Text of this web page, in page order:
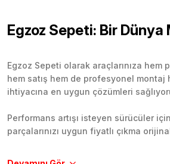
Egzoz Sepeti: Bir Dünya
Egzoz Sepeti olarak araçlarınıza
hem satış hem de profesyonel montaj
ihtiyacına en uygun çözümleri
Performans artışı isteyen sürücüler
parçalarınızı uygun fiyatlı çıkma
Tüm ürünlerimiz orijinal, dayanıklı